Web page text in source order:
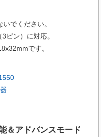
でください。
ピン）に対応。
です。
＆アドバンスモード